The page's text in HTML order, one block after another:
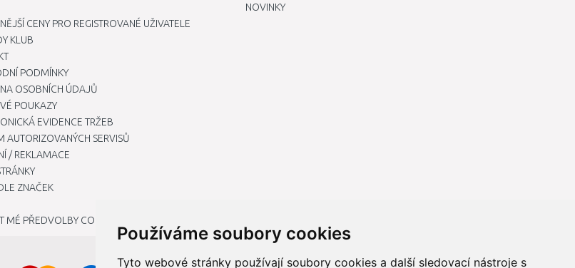
Používáme soubory cookies
Tyto webové stránky používají soubory cookies a další sledovací nástroje s
CENY PRO REGISTROVANÉ UŽIVATELE
KLUB
PODMÍNKY
OSOBNÍCH ÚDAJŮ
POUKAZY
EVIDENCE TRŽEB
AUTORIZOVANÝCH SERVISŮ
/ REKLAMACE
ZNAČEK
MÉ PŘEDVOLBY COOKIES
NOVINKY